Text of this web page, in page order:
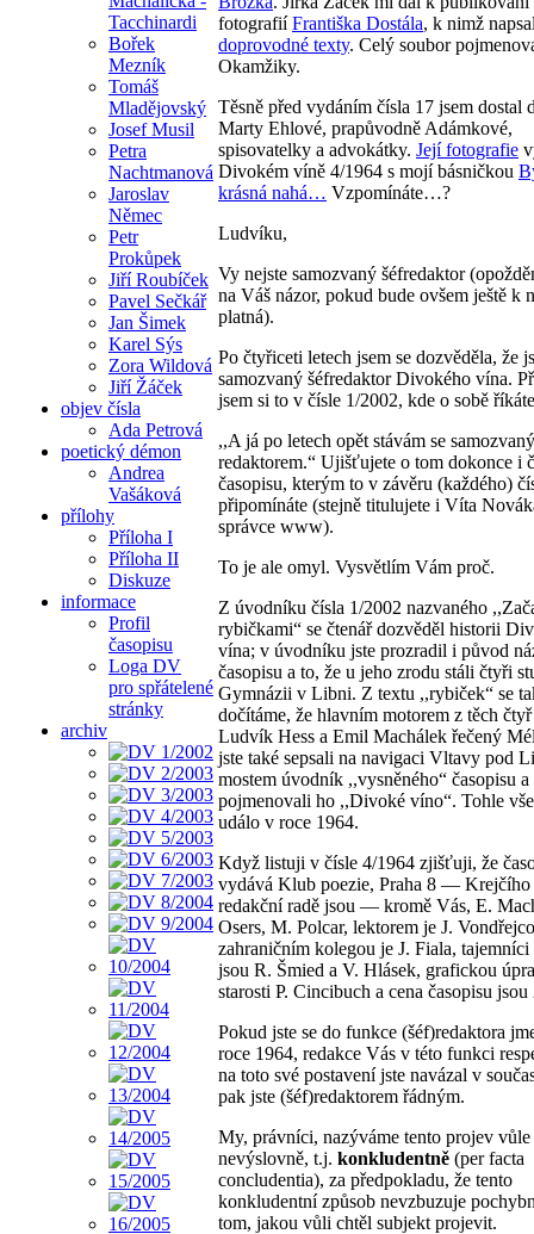
Tacchinardi
Bořek
Mezník
Tomáš
Mladějovský
Josef Musil
Petra
Nachtmanová
Jaroslav
Němec
Petr
Prokůpek
Jiří Roubíček
Pavel Sečkář
Jan Šimek
Karel Sýs
Zora Wildová
Jiří Žáček
objev čísla
Ada Petrová
poetický démon
Andrea
Vašáková
přílohy
Příloha I
Příloha II
Diskuze
informace
Profil
časopisu
Loga DV
pro spřátelené
stránky
archiv
fotografiíFrantiška Dostála, k nimž
doprovodné texty. Celý soubor
Okamžiky.
Těsně před vydáním čísla 17 jsem dostal
Marty Ehlové, prapůvodně Adámkové,
spisovatelky a advokátky. Její fotografie
Divokém víně 4/1964 s mojí básničkou
krásná nahá… Vzpomínáte…?
Ludvíku,
Vy nejste samozvaný šéfredaktor
na Váš názor, pokud bude ovšem ještě k
platná).
Po čtyřiceti letech jsem se dozvěděla, že
samozvaný šéfredaktor Divokého vína.
jsem si to v čísle 1/2002, kde o sobě
,,A já po letech opět stávám se
redaktorem.“ Ujišťujete o tom dokonce i
časopisu, kterým to v závěru (každého)
připomínáte (stejně titulujete i Víta
správce www).
To je ale omyl. Vysvětlím Vám proč.
Z úvodníku čísla 1/2002 nazvaného
rybičkami“ se čtenář dozvěděl historii
vína; v úvodníku jste prozradil i původ
časopisu a to, že u jeho zrodu stáli čtyři
Gymnázii v Libni. Z textu ,,rybiček“ se
dočítáme, že hlavním motorem z těch
Ludvík Hess a Emil Machálek řečený
jste také sepsali na navigaci Vltavy pod
mostem úvodník ,,vysněného“ časopisu a
pojmenovali ho ,,Divoké víno“. Tohle
událo v roce 1964.
Když listuji v čísle 4/1964 zjišťuji, že
vydává Klub poezie, Praha 8 — Krejčího
redakční radě jsou — kromě Vás, E.
Osers, M. Polcar, lektorem je J.
zahraničním kolegou je J. Fiala, tajemníci
jsou R. Šmied a V. Hlásek, grafickou
starosti P. Cincibuch a cena časopisu
Pokud jste se do funkce (šéf)redaktora
roce 1964, redakce Vás v této funkci
na toto své postavení jste navázal v
pak jste (šéf)redaktorem řádným.
My, právníci, nazýváme tento projev vůle
nevýslovně, t.j. konkludentně (per facta
concludentia), za předpokladu, že tento
konkludentní způsob nevzbuzuje
tom, jakou vůli chtěl subjekt projevit.